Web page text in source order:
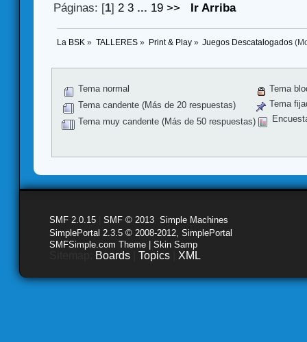
Páginas: [1] 2 3 ... 19 >> Ir Arriba
La BSK » TALLERES» Print & Play» Juegos Descatalogados
Tema normal
Tema candente (Más de 20 respuestas)
Tema muy candente (Más de 50 respuestas)
Tema
Tema
SMF 2.0.15 SMF © 2013 Simple Machines
SimplePortal 2.3.5 © 2008-2012, SimplePortal
SMFSimple.com Theme | Skin Samp
Boards Topics XML